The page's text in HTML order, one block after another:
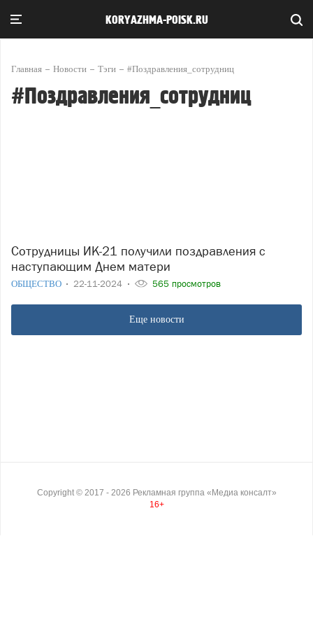
KORYAZHMA-POISK.RU
Главная Новости Тэги #Поздравления_сотрудниц
#Поздравления_сотрудниц
Сотрудницы ИК-21 получили поздравления с
наступающим Днем матери
ОБЩЕСТВО 22-11-2024 565 просмотров
Еще новости
Copyright © 2017 - 2026 Рекламная группа «Медиа консалт»
16+